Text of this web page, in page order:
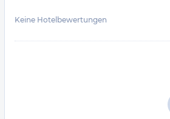
Keine Hotelbewertungen